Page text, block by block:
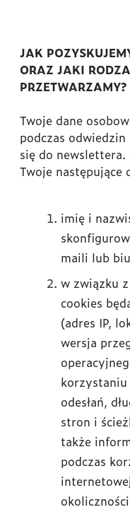
JAK
ORAZ JAKI
PRZETWARZAMY?
Twoje dane
podczas
się do
Twoje następujące
imię i
maili lub
w związku
cookies
(adres IP,
wersja
odesłań,
stron i
także
podczas